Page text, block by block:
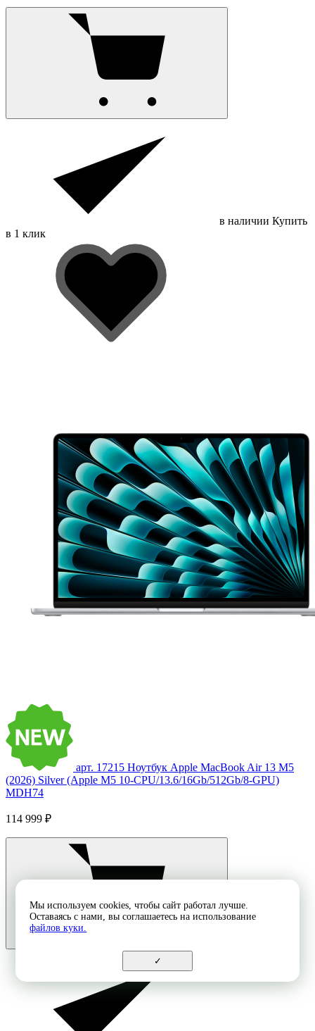
в наличии Купить
в 1 клик
арт. 17215 Ноутбук Apple MacBook Air 13 M5
(2026) Silver (Apple M5 10-CPU/13.6/16Gb/512Gb/8-GPU)
MDH74
114 999 ₽
Мы используем cookies, чтобы сайт работал лучше.
Оставаясь с нами, вы соглашаетесь на использование
файлов куки.
✓